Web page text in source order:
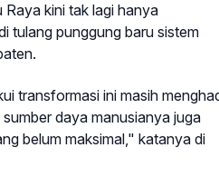
kini tak lagi hanya
tulang punggung baru sistem
transformasi ini masih
daya manusianya juga
belum maksimal," katanya di